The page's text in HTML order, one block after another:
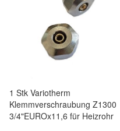
1 Stk Variotherm
Klemmverschraubung Z1300
3/4"EUROx11,6 für Heizrohr